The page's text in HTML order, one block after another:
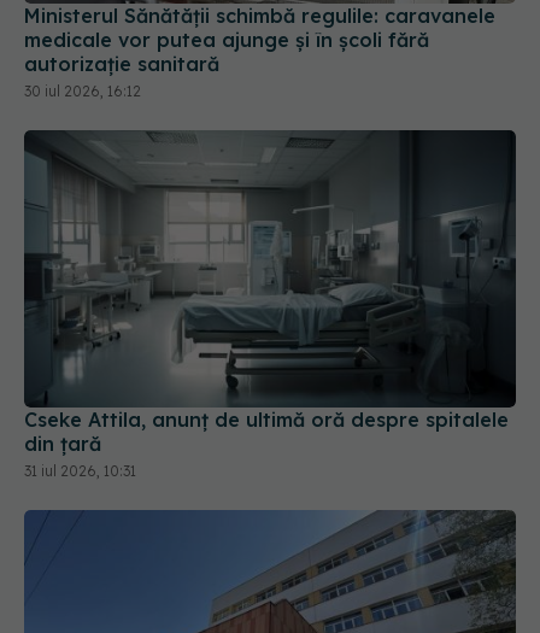
Ministerul Sănătății schimbă regulile: caravanele
medicale vor putea ajunge și în școli fără
autorizație sanitară
30 iul 2026, 16:12
Cseke Attila, anunț de ultimă oră despre spitalele
din țară
31 iul 2026, 10:31